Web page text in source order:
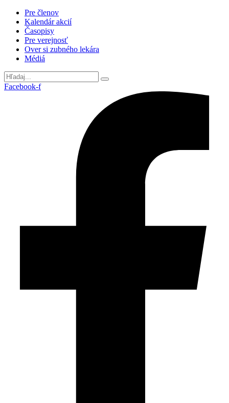
Preskočiť
obsah
Pre členov
Kalendár akcií
Časopisy
Pre verejnosť
Over si zubného lekára
Médiá
Facebook-f